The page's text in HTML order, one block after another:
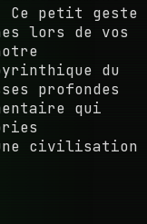
Ce petit geste
lors de vos
du
profondes
qui
civilisation